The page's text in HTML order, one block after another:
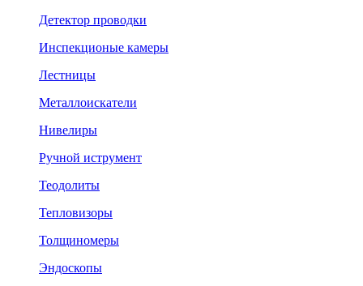
Детектор проводки
Инспекционые камеры
Лестницы
Металлоискатели
Нивелиры
Ручной иструмент
Теодолиты
Тепловизоры
Толщиномеры
Эндоскопы